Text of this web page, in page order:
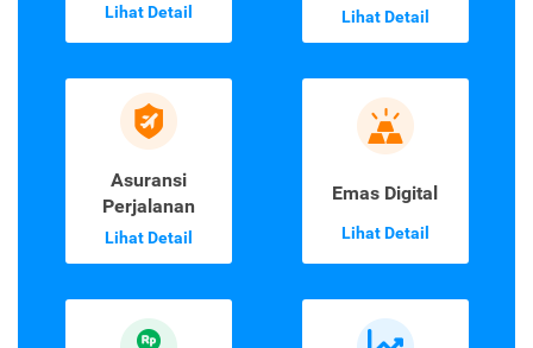
Lihat Detail Lihat Detail
Asuransi
Perjalanan
Lihat Detail
Emas Digital
Lihat Detail